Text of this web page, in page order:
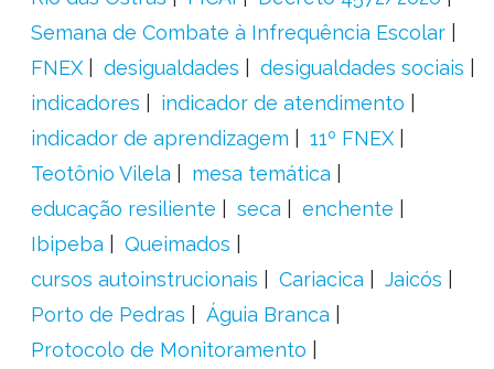
Semana de Combate à Infrequência Escolar
FNEX
desigualdades
desigualdades sociais
indicadores
indicador de atendimento
indicador de aprendizagem
11º FNEX
Teotônio Vilela
mesa temática
educação resiliente
seca
enchente
Ibipeba
Queimados
cursos autoinstrucionais
Cariacica
Jaicós
Porto de Pedras
Águia Branca
Protocolo de Monitoramento